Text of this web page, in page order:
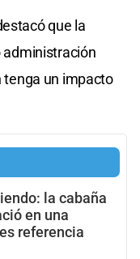
que la
administración
tenga un impacto
la cabaña
en una
referencia